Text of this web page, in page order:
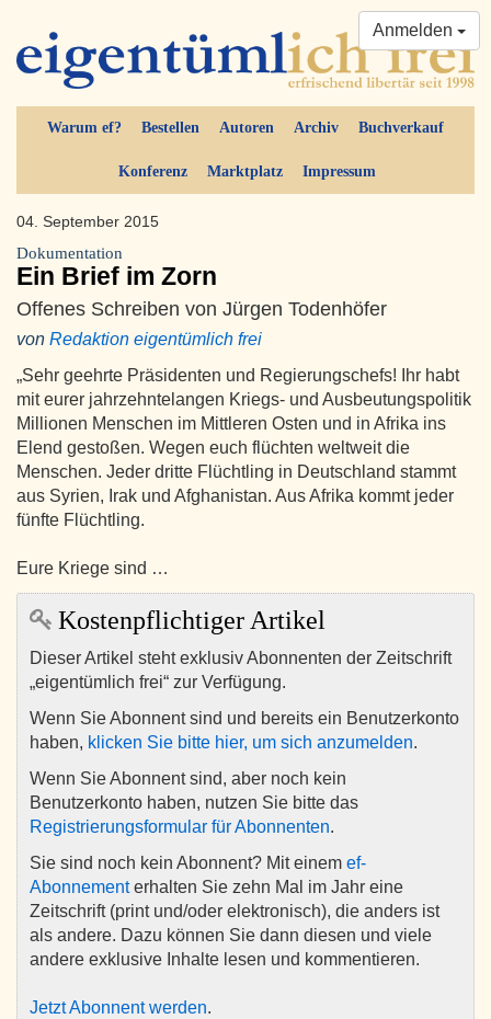
Warum ef? Bestellen Autoren Archiv Buchverkauf
Konferenz Marktplatz Impressum
Anmelden
04. September 2015
Dokumentation
Ein Brief im Zorn
Offenes Schreiben von Jürgen Todenhöfer
von Redaktion eigentümlich frei
„Sehr geehrte Präsidenten und Regierungschefs! Ihr habt
mit eurer jahrzehntelangen Kriegs- und Ausbeutungspolitik
Millionen Menschen im Mittleren Osten und in Afrika ins
Elend gestoßen. Wegen euch flüchten weltweit die
Menschen. Jeder dritte Flüchtling in Deutschland stammt
aus Syrien, Irak und Afghanistan. Aus Afrika kommt jeder
fünfte Flüchtling.
Eure Kriege sind …
Kostenpflichtiger Artikel
Dieser Artikel steht exklusiv Abonnenten der Zeitschrift
„eigentümlich frei“ zur Verfügung.
Wenn Sie Abonnent sind und bereits ein Benutzerkonto
haben, klicken Sie bitte hier, um sich anzumelden.
Wenn Sie Abonnent sind, aber noch kein
Benutzerkonto haben, nutzen Sie bitte das
Registrierungsformular für Abonnenten.
Sie sind noch kein Abonnent? Mit einem ef-
Abonnementerhalten Sie zehn Mal im Jahr eine
Zeitschrift (print und/oder elektronisch), die anders ist
als andere. Dazu können Sie dann diesen und viele
andere exklusive Inhalte lesen und kommentieren.
Jetzt Abonnent werden.